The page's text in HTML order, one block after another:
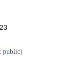
public)